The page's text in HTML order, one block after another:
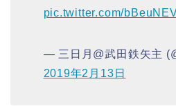
pic.twitter.com/
— 三日月@武田鉄矢主
2019年2月13日